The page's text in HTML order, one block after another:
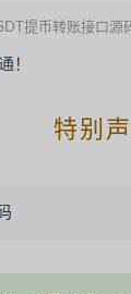
提币转账接口源
特别声明